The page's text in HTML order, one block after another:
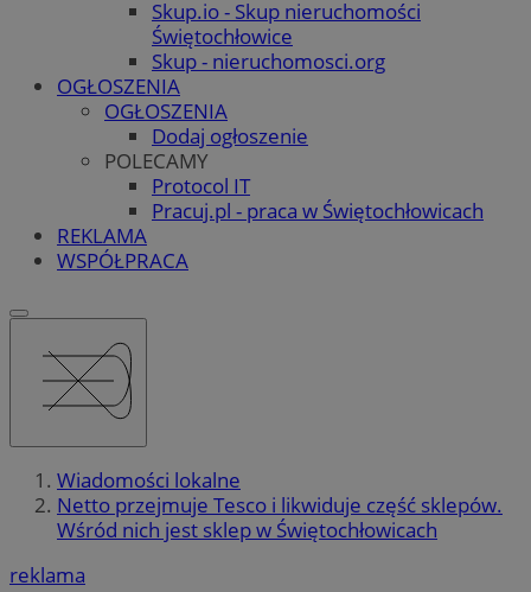
Skup.io - Skup nieruchomości
Świętochłowice
Skup - nieruchomosci.org
OGŁOSZENIA
OGŁOSZENIA
Dodaj ogłoszenie
POLECAMY
Protocol IT
Pracuj.pl - praca w Świętochłowicach
REKLAMA
WSPÓŁPRACA
Wiadomości lokalne
Netto przejmuje Tesco i likwiduje część sklepów.
Wśród nich jest sklep w Świętochłowicach
reklama